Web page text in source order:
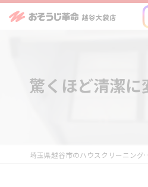
驚くほど清潔に
埼玉県越谷市のハウスク